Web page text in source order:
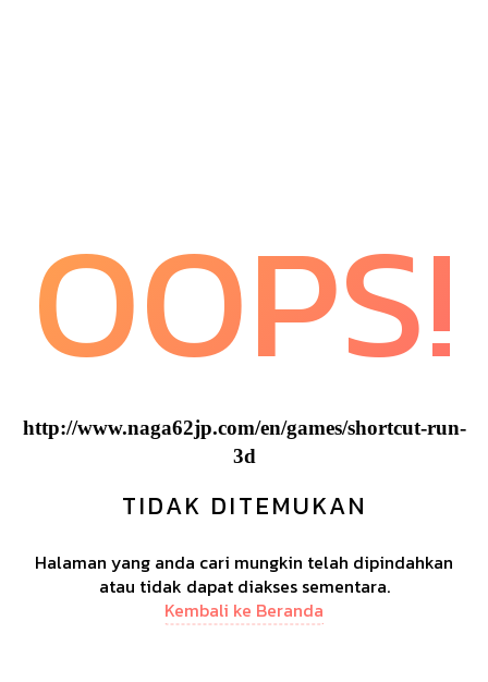
OOPS!
http://www.naga62jp.com/en/games/shortcut-run-
3d
TIDAK DITEMUKAN
Halaman yang anda cari mungkin telah dipindahkan
atau tidak dapat diakses sementara.
Kembali ke Beranda